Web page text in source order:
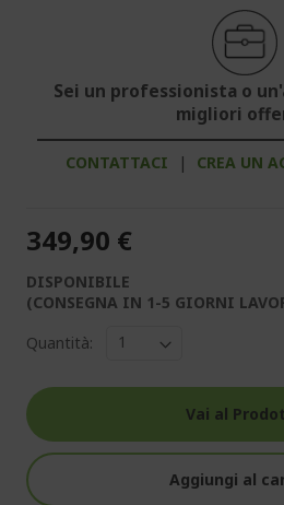
Sei un professionista o
migliori
CONTATTACI | CREA UN
349,90 €
DISPONIBILE
(CONSEGNA IN 1-5 GIORNI
Quantità:
Vai al
Aggiungi al